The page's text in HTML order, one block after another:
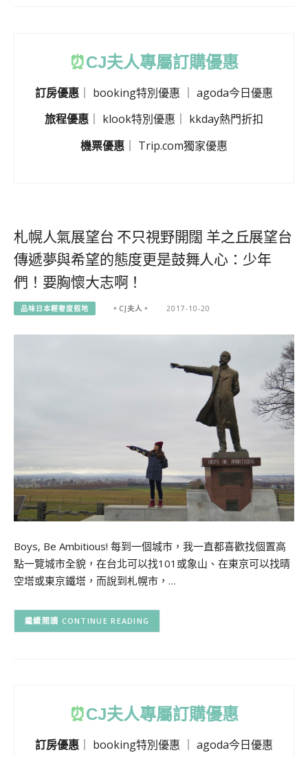
⏰CJ夫人專屬訂購優惠
訂房優惠 ｜ booking特別優惠 ｜ agoda今日優惠
旅程優惠
klook特別優惠
kkday熱門折扣
機票優惠
Trip.com獨家優惠
札幌人氣展望台 不只視野開闊 羊之丘展望台
傳遞夢與希望的態度更是鼓舞人心：少年
們！要胸懷大志啊！
品味日本輕奢度假地 。CJ夫人。 2017-10-20
Boys, Be Ambitious! 每到一個城市，我一直都喜歡找個置高
點一覽城市全貌，在台北可以找101或象山、在東京可以找晴
空塔或東京鐵塔，而說到札幌市，…
CONTINUE READING
⏰CJ夫人專屬訂購優惠
訂房優惠 booking特別優惠 agoda今日優惠